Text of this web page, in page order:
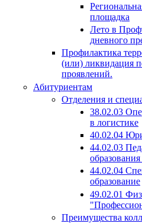
площадка
Лето в
дневного
Профилактика
(или) ликвидация
проявлений.
Абитуриентам
Отделения и
38.02.03
в логистике
40.02.04
44.02.03
44.02.04
образование
49.02.01
Преимущества